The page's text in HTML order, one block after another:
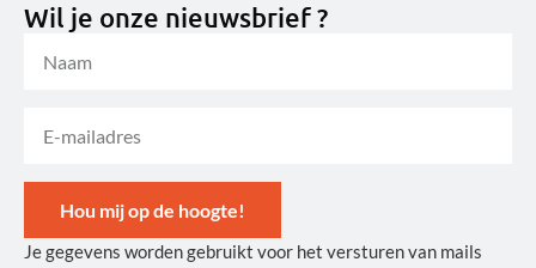
Wil je onze nieuwsbrief ?
Hou mij op de hoogte!
Alternative:
Je gegevens worden gebruikt voor het versturen van mails